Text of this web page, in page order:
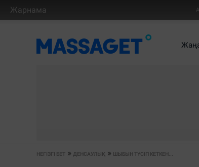
Жарнама
НЕГІЗГІ БЕТ ДЕНСАУЛЫҚ ШЫБЫН ТҮСІП КЕТКЕН...